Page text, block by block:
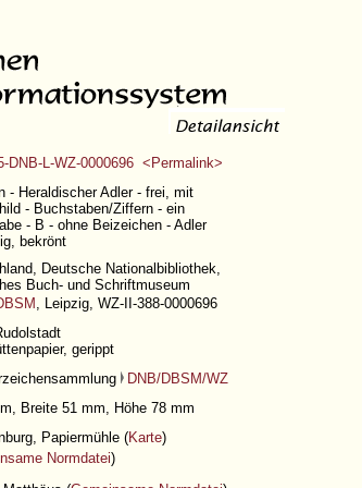
DNB-L-WZ-0000696 <Permalink>
- Heraldischer Adler - frei, mit
- Buchstaben/Ziffern - ein
- B - ohne Beizeichen - Adler
bekrönt
Deutsche Nationalbibliothek,
Buch- und Schriftmuseum
, Leipzig, WZ-II-388-0000696
gerippt
DNB/DBSM/WZ
Breite 51 mm, Höhe 78 mm
Papiermühle (Karte)
Normdatei)